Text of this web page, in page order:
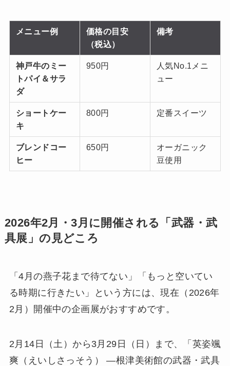
メニュー例
価格の目安
（税込）
備考
神戸牛のミー
トパイ＆サラ
ダ
950円
人気No.1メニ
ュー
ショートケー
キ
800円 定番スイーツ
ブレンドコー
ヒー
650円
オーガニック
豆使用
2026年2月・3月に開催される「武器・武
具展」の見どころ
「4月の燕子花まで待てない」「もっと空いてい
る時期に行きたい」という方には、現在（2026年
2月）開催中の企画展がおすすめです。
2月14日（土）から3月29日（日）まで、「英姿颯
爽（えいしさっそう） ―根津美術館の武器・武具